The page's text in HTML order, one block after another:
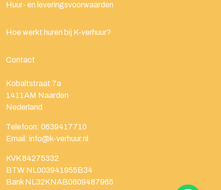
Huur- en leveringsvoorwaarden
Hoe werkt huren bij K-verhuur?
Contact
Kobaltstraat 7a
1411AM Naarden
Nederland
Telefoon: 0639417710
Email: info@k-verhuur.nl
KVK 84275332
BTW NL003941955B34
Bank NL32KNAB0609487965